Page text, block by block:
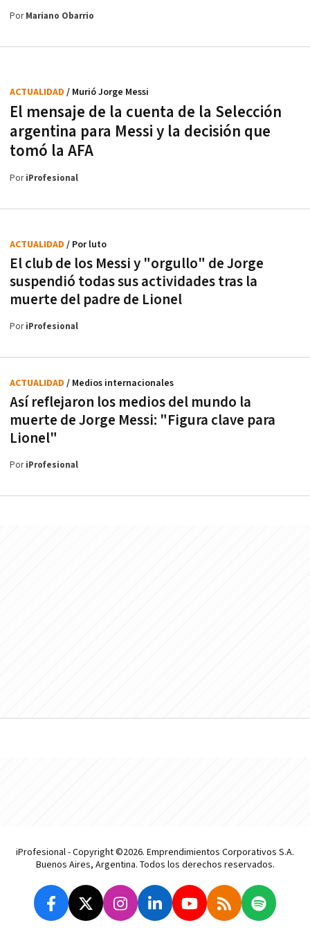
PorMariano Obarrio
El mensaje de la cuenta de la Selección
argentina para Messi y la decisión que
tomó la AFA
ACTUALIDAD / Murió Jorge Messi
PoriProfesional
El club de los Messi y "orgullo" de Jorge
suspendió todas sus actividades tras la
muerte del padre de Lionel
ACTUALIDAD / Por luto
PoriProfesional
Así reflejaron los medios del mundo la
muerte de Jorge Messi: "Figura clave para
Lionel"
ACTUALIDAD / Medios internacionales
PoriProfesional
iProfesional - Copyright ©2026. Emprendimientos Corporativos S.A.
Buenos Aires, Argentina. Todos los derechos reservados.